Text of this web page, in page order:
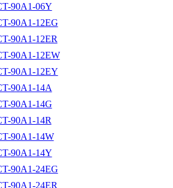
90A1-06Y
90A1-12EG
90A1-12ER
90A1-12EW
90A1-12EY
90A1-14A
90A1-14G
90A1-14R
90A1-14W
90A1-14Y
90A1-24EG
90A1-24ER